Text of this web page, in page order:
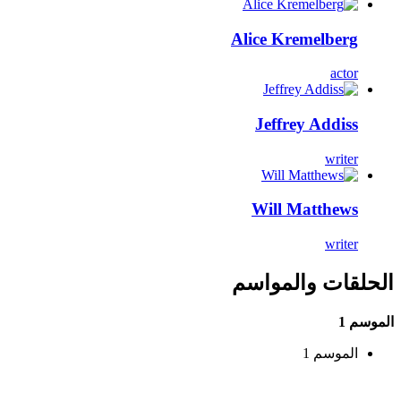
Alice Kremelberg
actor
Jeffrey Addiss
writer
Will Matthews
writer
الحلقات والمواسم
الموسم 1
الموسم 1